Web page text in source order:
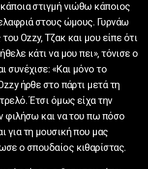
στιγμή νιώθω κάποιος
στους ώμους. Γυρνάω
του Ozzy, Τζακ και μου είπε ότι
κάτι να μου πει», τόνισε ο
συνέχισε: «Και μόνο το
ήρθε στο πάρτι μετά τη
Έτσι όμως είχα την
φιλήσω και να του πω πόσο
για τη μουσική που μας
ο σπουδαίος κιθαρίστας.